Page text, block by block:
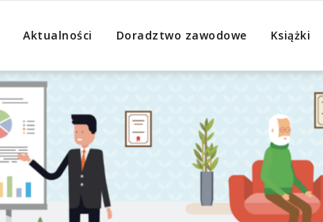
Aktualności Doradztwo zawodowe Książki